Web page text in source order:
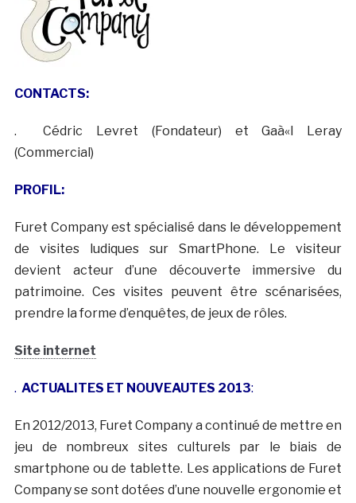
CONTACTS:
. Cédric Levret (Fondateur) et Gaà«l Leray
(Commercial)
PROFIL:
Furet Company est spécialisé dans le développement
de visites ludiques sur SmartPhone. Le visiteur
devient acteur d’une découverte immersive du
patrimoine. Ces visites peuvent être scénarisées,
prendre la forme d’enquêtes, de jeux de rôles.
Site internet
. ACTUALITES ET NOUVEAUTES 2013:
En 2012/2013, Furet Company a continué de mettre en
jeu de nombreux sites culturels par le biais de
smartphone ou de tablette. Les applications de Furet
Company se sont dotées d’une nouvelle ergonomie et